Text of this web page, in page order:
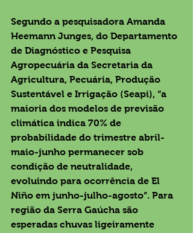
Segundo a pesquisadora Amanda
Heemann Junges, do Departamento
de Diagnóstico e Pesquisa
Agropecuária da Secretaria da
Agricultura, Pecuária, Produção
Sustentável e Irrigação (Seapi), “a
maioria dos modelos de previsão
climática indica 70% de
probabilidade do trimestre abril-
maio-junho permanecer sob
condição de neutralidade,
evoluindo para ocorrência de El
Niño em junho-julho-agosto”. Para
região da Serra Gaúcha são
esperadas chuvas ligeiramente